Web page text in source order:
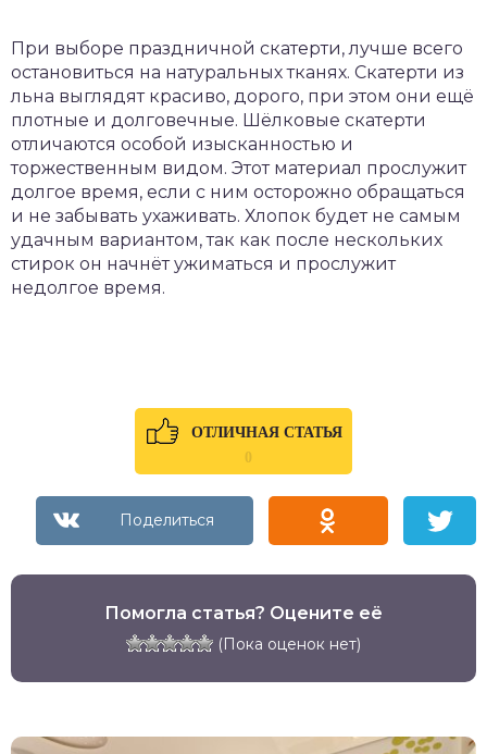
При выборе праздничной скатерти, лучше всего
остановиться на натуральных тканях. Скатерти из
льна выглядят красиво, дорого, при этом они ещё
плотные и долговечные. Шёлковые скатерти
отличаются особой изысканностью и
торжественным видом. Этот материал прослужит
долгое время, если с ним осторожно обращаться
и не забывать ухаживать. Хлопок будет не самым
удачным вариантом, так как после нескольких
стирок он начнёт ужиматься и прослужит
недолгое время.
ОТЛИЧНАЯ СТАТЬЯ
0
Помогла статья? Оцените её
(Пока оценок нет)